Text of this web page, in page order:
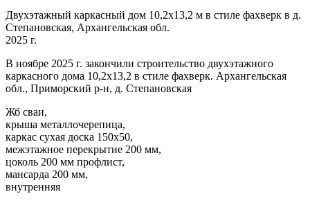
Двухэтажный каркасный дом 10,2х13,2 м в стиле фахверк в д.
Степановская, Архангельская обл.
2025 г.
В ноябре 2025 г. закончили строительство двухэтажного
каркасного дома 10,2х13,2 в стиле фахверк. Архангельская
обл., Приморский р-н, д. Степановская
Жб сваи,
крыша металлочерепица,
каркас сухая доска 150х50,
межэтажное перекрытие 200 мм,
цоколь 200 мм профлист,
мансарда 200 мм,
внутренняя